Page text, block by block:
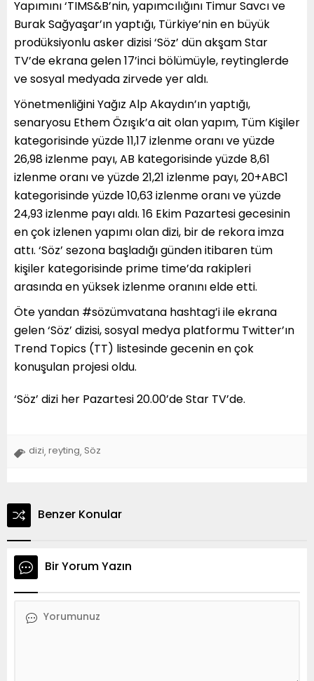
Yapımını ‘TIMS&B’nin, yapımcılığını Timur Savcı ve
Burak Sağyaşar’ın yaptığı, Türkiye’nin en büyük
prodüksiyonlu asker dizisi ‘Söz’ dün akşam Star
TV’de ekrana gelen 17’inci bölümüyle, reytinglerde
ve sosyal medyada zirvede yer aldı.
Yönetmenliğini Yağız Alp Akaydın’ın yaptığı,
senaryosu Ethem Özışık’a ait olan yapım, Tüm Kişiler
kategorisinde yüzde 11,17 izlenme oranı ve yüzde
26,98 izlenme payı, AB kategorisinde yüzde 8,61
izlenme oranı ve yüzde 21,21 izlenme payı, 20+ABC1
kategorisinde yüzde 10,63 izlenme oranı ve yüzde
24,93 izlenme payı aldı. 16 Ekim Pazartesi gecesinin
en çok izlenen yapımı olan dizi, bir de rekora imza
attı. ‘Söz’ sezona başladığı günden itibaren tüm
kişiler kategorisinde prime time’da rakipleri
arasında en yüksek izlenme oranını elde etti.
Öte yandan #sözümvatana hashtag’i ile ekrana
gelen ‘Söz’ dizisi, sosyal medya platformu Twitter’ın
Trend Topics (TT) listesinde gecenin en çok
konuşulan projesi oldu.
‘Söz’ dizi her Pazartesi 20.00’de Star TV’de.
dizi, reyting, Söz
Benzer Konular
Bir Yorum Yazın